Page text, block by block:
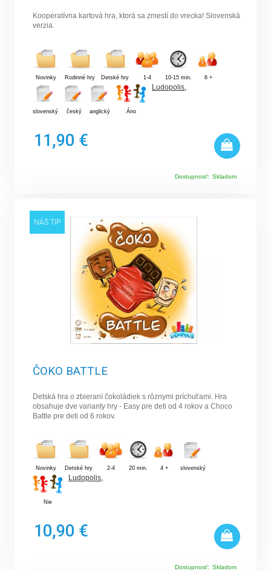
Kooperatívna kartová hra, ktorá sa zmestí do vrecka! Slovenská
verzia.
Novinky Rodinné hry Detské hry 1-4 10-15 min. 6 +
slovenský český anglický Áno
Ludopolis
11,90 €
Dostupnosť: Skladom
NÁŠ TIP
ČOKO BATTLE
Detská hra o zbieraní čokoládiek s rôznymi príchuťami. Hra
obsahuje dve varianty hry - Easy pre deti od 4 rokov a Choco
Battle pre deti od 6 rokov.
Novinky Detské hry 2-4 20 min. 4 + slovenský
Nie
Ludopolis
10,90 €
Dostupnosť: Skladom